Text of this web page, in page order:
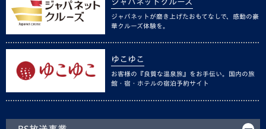
ジャパネットが磨き上げたおもてなしで、感動の豪
華クルーズ体験を。
ゆこゆこ
お客様の『良質な温泉旅』をお手伝い。国内の旅
館・宿・ホテルの宿泊予約サイト